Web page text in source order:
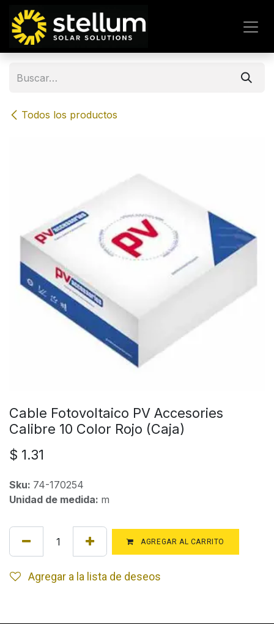
Todos los productos
Cable Fotovoltaico PV Accesories
Calibre 10 Color Rojo (Caja)
$ 1.31
Sku: 74-170254
Unidad de medida: m
AGREGAR AL CARRITO
Agregar a la lista de deseos